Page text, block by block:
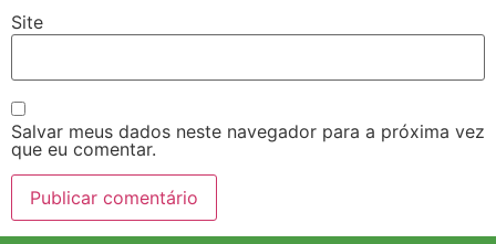
Site
Salvar meus dados neste navegador para a próxima vez
que eu comentar.